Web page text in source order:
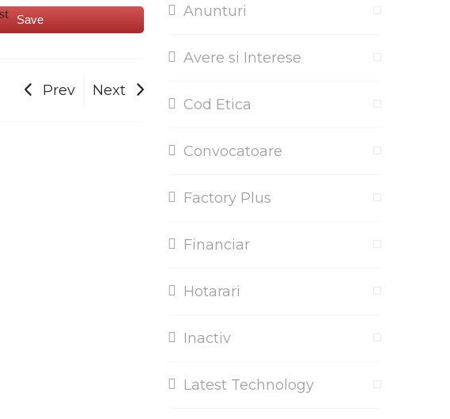
Save
Prev Next
Anunturi
Avere si Interese
Cod Etica
Convocatoare
Factory Plus
Financiar
Hotarari
Inactiv
Latest Technology